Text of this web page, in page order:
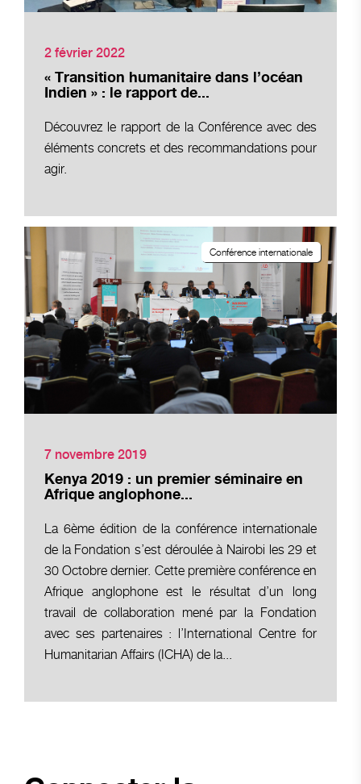
2 février 2022
« Transition humanitaire dans l’océan
Indien » : le rapport de...
Découvrez le rapport de la Conférence avec des
éléments concrets et des recommandations pour
agir.
7 novembre 2019
Kenya 2019 : un premier séminaire en
Afrique anglophone...
Conférence internationale
La 6ème édition de la conférence internationale
de la Fondation s’est déroulée à Nairobi les 29 et
30 Octobre dernier. Cette première conférence en
Afrique anglophone est le résultat d’un long
travail de collaboration mené par la Fondation
avec ses partenaires : l’International Centre for
Humanitarian Affairs (ICHA) de la...